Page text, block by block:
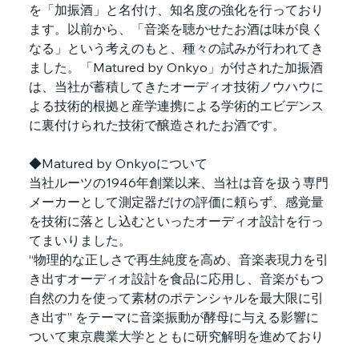
を「加振酒」と名付け、知名度の強化を行っており
ます。以前から、「音楽を聴かせたお酒は味が良く
なる」という考えのもと、種々の試みが行われてき
ました。「Matured by Onkyo」が付された加振酒
は、当社が蓄積してきたオーディオ技術ノウハウに
よる技術的根拠と産学連携による学術的エビデンス
に裏付けられた技術で醸造されたお酒です。
◆Matured by Onkyoについて
当社ルーツの1946年創業以来、当社は音を扱う専門
メーカーとして測定器だけの評価に頼らず、感覚量
を技術に落とし込むといったオーディオ設計を行っ
てまいりました。
“物理的な正しさで再生純度を高め、音楽表現力を引
き出すオーディオ設計を食品に応用し、音楽がもつ
自然の力を使って素材のポテンシャルを最大限に引
き出す” をテーマに音楽振動が酵母に与える影響に
ついて東京農業大学とともに研究解明を進めており